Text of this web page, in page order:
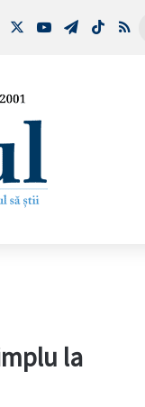
YouTubeTelegram
TikTokRSS
la